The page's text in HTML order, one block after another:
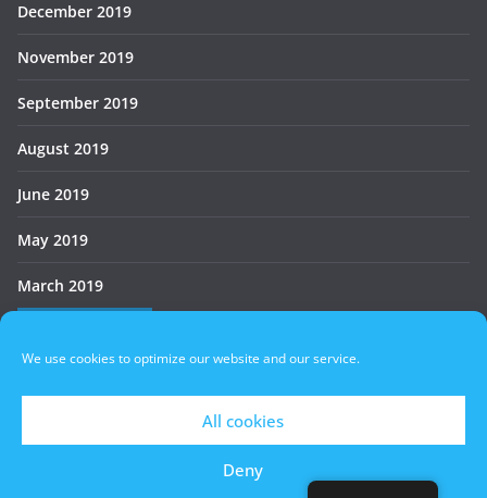
We use cookies to optimize our website and our service.
All cookies
Deny
December 2019
November 2019
September 2019
August 2019
June 2019
May 2019
March 2019
БАУХ. All rights reserved.